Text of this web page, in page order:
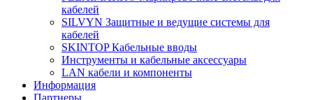
кабелей
SILVYN Защитные и ведущие системы для
кабелей
SKINTOP Кабельные вводы
Инструменты и кабельные аксессуары
LAN кабели и компоненты
Информация